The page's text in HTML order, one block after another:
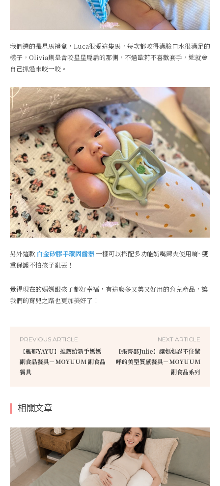
我們選的是星馬禮盒，Luca很愛這隻馬，每次都咬得滿臉口水很滿足的
樣子，Olivia則是會咬星星扁扁的那側，不過歐莉不喜歡套手，她就會
自己抓過來咬一咬。
另外這款 白金矽膠手環固齒器一樣可以搭配多功能奶嘴鍊夾使用唷~雙
重保護不怕孩子亂丟！
覺得現在的媽媽跟孩子都好幸福，有這麼多又美又好用的育兒產品，讓
我們的育兒之路也更加美好了！
PREVIOUS ARTICLE
【雅郁YAYU】推薦給新手媽媽
副食品餐具－MOYUUM 副食品
餐具
NEXT ARTICLE
【張齊郡Julie】讓媽媽忍不住驚
呼的美型質感餐具－MOYUUM
副食品系列
相關文章